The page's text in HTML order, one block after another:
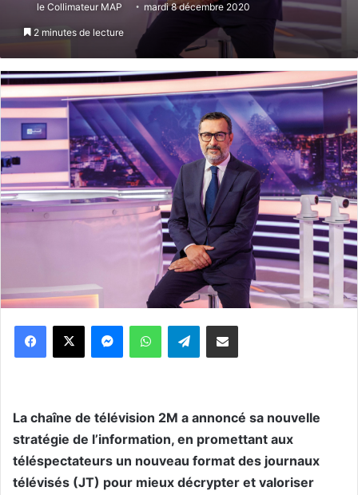
le Collimateur MAP mardi 8 décembre 2020
2 minutes de lecture
WhatsApp Telegram
La chaîne de télévision 2M a annoncé sa nouvelle
stratégie de l’information, en promettant aux
téléspectateurs un nouveau format des journaux
télévisés (JT) pour mieux décrypter et valoriser